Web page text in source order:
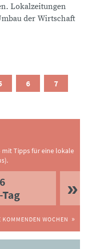
Lokalzeitungen
der Wirtschaft
6
7
mit Tipps für eine lokale
KOMMENDEN WOCHEN